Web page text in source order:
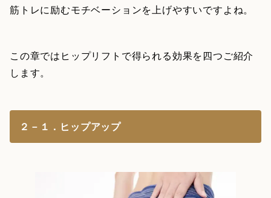
筋トレに励むモチベーションを上げやすいですよね。
この章ではヒップリフトで得られる効果を四つご紹介
します。
２－１．ヒップアップ